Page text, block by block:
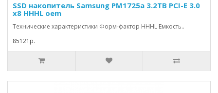
SSD накопитель Samsung PM1725a 3.2TB PCI-E 3.0
x8 HHHL oem
Технические характеристики Форм-фактор HHHL Емкость..
85121р.